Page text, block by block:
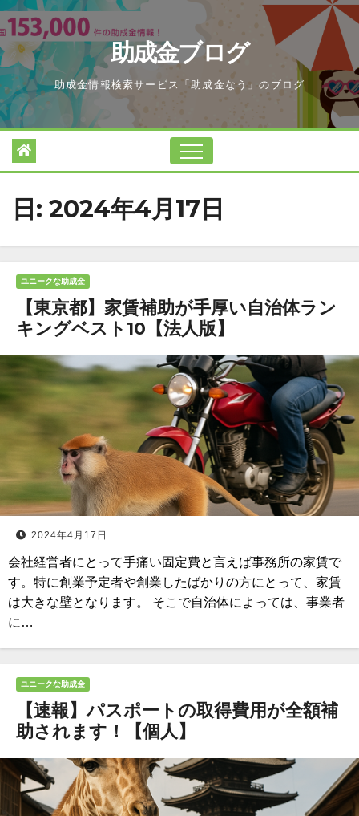
Skip
to
content
助成金ブログ
助成金情報検索サービス「助成金なう」のブログ
日: 2024年4月17日
ユニークな助成金
【東京都】家賃補助が手厚い自治体ラン
キングベスト10【法人版】
2024年4月17日
会社経営者にとって手痛い固定費と言えば事務所の家賃で
す。特に創業予定者や創業したばかりの方にとって、家賃
は大きな壁となります。 そこで自治体によっては、事業者
に…
ユニークな助成金
【速報】パスポートの取得費用が全額補
助されます！【個人】